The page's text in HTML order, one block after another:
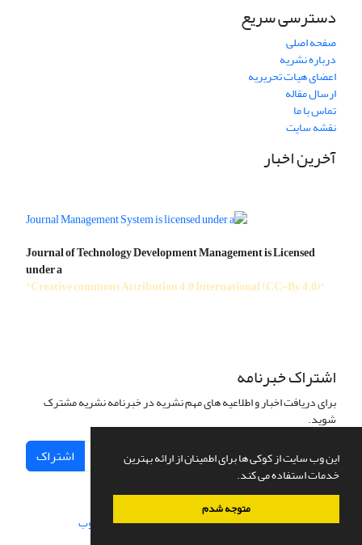
این وب سایت از کوکی ها برای اطمینان از ارائه بهترین
خدمات استفاده می کند.
متوجه شدم
دسترسی سریع
صفحه اصلی
درباره نشریه
اعضای هیات تحریریه
ارسال مقاله
تماس با ما
نقشه سایت
آخرین اخبار
Journal of Technology Development Management is Licensed
under a
"Creative commons Attribution 4.0 International (CC-By 4.0)"
اشتراک خبرنامه
برای دریافت اخبار و اطلاعیه های مهم نشریه در خبرنامه نشریه مشترک
شوید.
اشتراک
سامانه مدیریت نشریات علمی.طراحی و پیاده سازی از سیناوب